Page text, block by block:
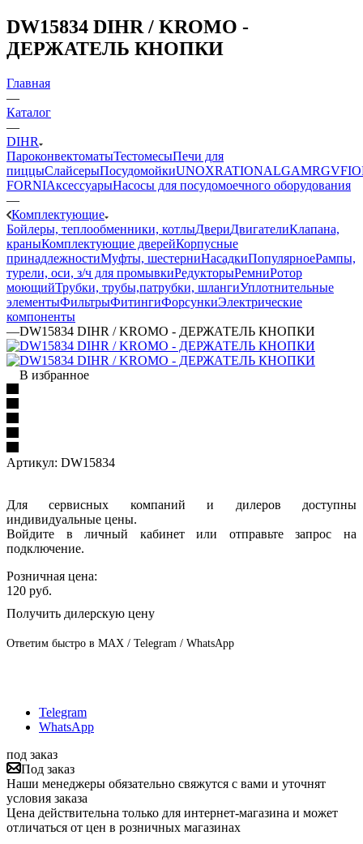
DW15834 DIHR / KROMO -
ДЕРЖАТЕЛЬ КНОПКИ
Главная
—
Каталог
—
DIHR
ПароконвектоматыТестомесыПечи для
пиццыСлайсерыПосудомойкиUNOXRATIONALGAMRGV
FORNIАксессуарыНасосы для посудомоечного оборудования
—
Комплектующие
Бойлеры, теплообменники, котлыДвериДвигателиКлапана,
краныКомплектующие дверейКорпусные
принадлежностиМуфты, шестерниНасадкиПопулярноеРампы,
турели, оси, з/ч для промывкиРедукторыРемниРотор
моющийТрубки, трубы,патрубки, шлангиУплотнительные
элементыФильтрыФитингиФорсункиЭлектрические
компоненты
—DW15834 DIHR / KROMO - ДЕРЖАТЕЛЬ КНОПКИ
В избранное
Артикул: DW15834
Для сервисных компаний и дилеров доступны
индивидуальные цены.
Войдите в личный кабинет или отправьте запрос на
подключение.
Розничная цена:
120 руб.
Получить дилерскую цену
Ответим быстро в MAX / Telegram / WhatsApp
Telegram
WhatsApp
под заказ
Под заказ
Наши менеджеры обязательно свяжутся с вами и уточнят
условия заказа
Цена действительна только для интернет-магазина и может
отличаться от цен в розничных магазинах